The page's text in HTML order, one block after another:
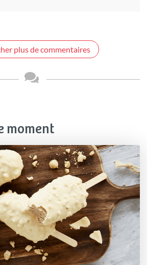
plus de commentaires
moment